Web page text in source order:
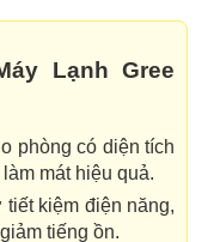
Lạnh Gree
phòng có diện tích
mát hiệu quả.
kiệm điện năng,
tiếng ồn.